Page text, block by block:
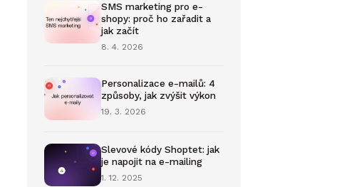
SMS marketing pro e-
shopy: proč ho zařadit a
jak začít
8. 4. 2026
Personalizace e-mailů: 4
způsoby, jak zvýšit výkon
19. 3. 2026
Slevové kódy Shoptet: jak
je napojit na e-mailing
1. 12. 2025